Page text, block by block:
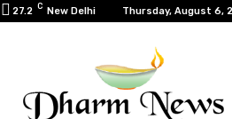
27.2 C New Delhi Thursday, August 6,